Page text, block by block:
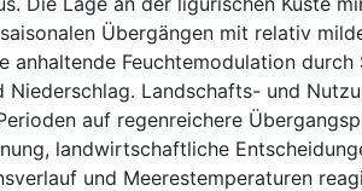
Übergängen mit relativ
anhaltende Feuchtemodulation
Niederschlag. Landschafts- und
auf regenreichere
landwirtschaftliche
und Meerestemperaturen